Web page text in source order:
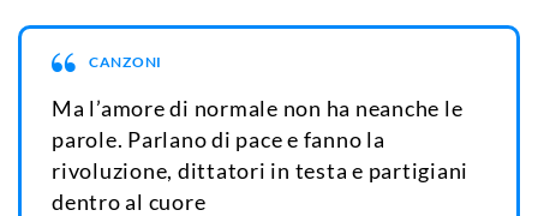
CANZONI
Ma l’amore di normale non ha neanche le
parole. Parlano di pace e fanno la
rivoluzione, dittatori in testa e partigiani
dentro al cuore